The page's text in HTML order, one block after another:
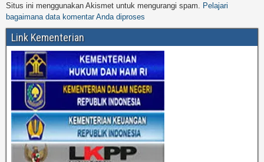
Situs ini menggunakan Akismet untuk mengurangi spam.
Pelajari
bagaimana data komentar Anda diproses
Link Kementerian